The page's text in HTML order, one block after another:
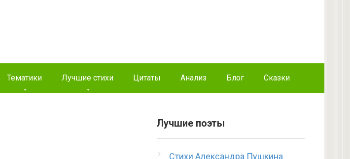
Тематики Лучшие стихи Цитаты Анализ Блог Сказки
Лучшие поэты
Стихи Александра Пушкина